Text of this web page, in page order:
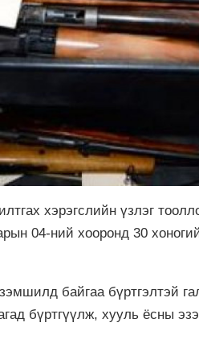
хэрэгслийн үзлэг
04-ний хооронд 30
байгаа бүртгэлтэй
бүртгүүлж, хууль ёсны